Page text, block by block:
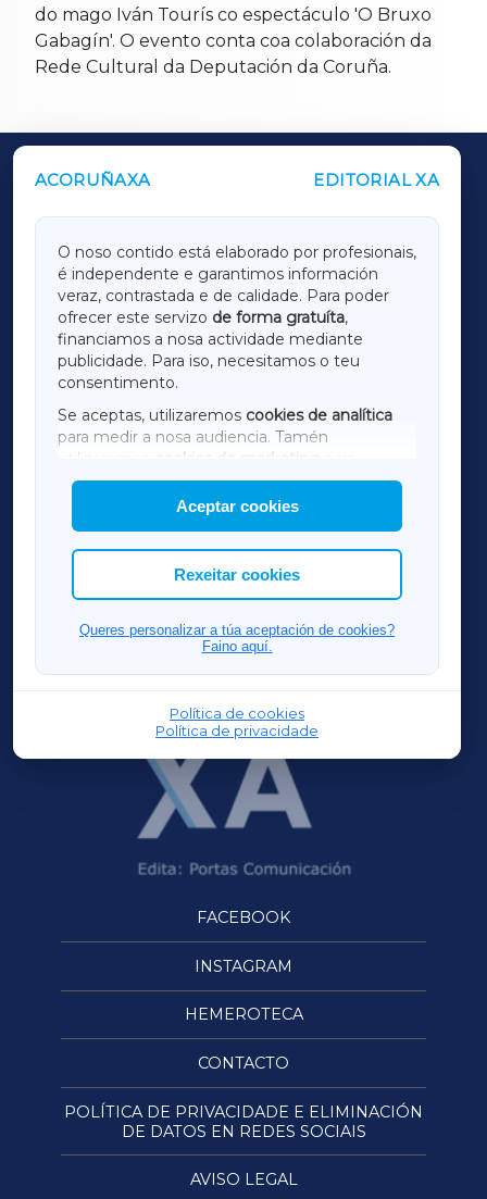
do mago Iván Tourís co espectáculo 'O Bruxo
Gabagín'. O evento conta coa colaboración da
Rede Cultural da Deputación da Coruña.
ACORUÑAXA EDITORIAL XA
O noso contido está elaborado por profesionais,
é independente e garantimos información
veraz, contrastada e de calidade. Para poder
ofrecer este servizo de forma gratuíta,
financiamos a nosa actividade mediante
publicidade. Para iso, necesitamos o teu
consentimento.
Se aceptas, utilizaremos cookies de analítica
para medir a nosa audiencia. Tamén
utilizaremos
cookies de marketing
mostrar publicidade de terceiros.
Así mesmo, podes personalizar a elección das
cookies que desexas permitir.
Aceptar cookies
Rexeitar cookies
Queres personalizar a túa aceptación de cookies?
Faino aquí.
Política de cookies
Política de privacidade
OUTROS PERIÓDICOS
LUGOXA
TERRACHAXA
AMARIÑAXA
RIBEIRASACRAXA
ACORUÑAXA
FERROLXA
OURENSEXA
FACEBOOK
INSTAGRAM
HEMEROTECA
CONTACTO
POLÍTICA DE PRIVACIDADE E ELIMINACIÓN
DE DATOS EN REDES SOCIAIS
AVISO LEGAL